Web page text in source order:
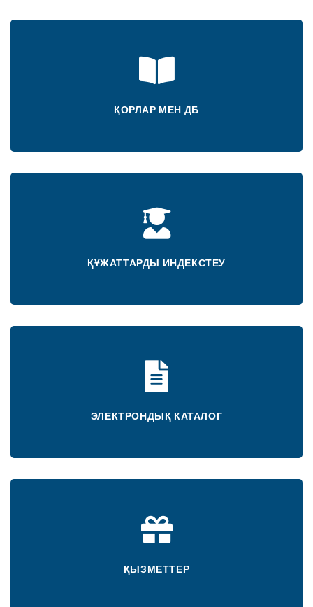
ҚОРЛАР МЕН ДБ
ҚҰЖАТТАРДЫ ИНДЕКСТЕУ
ЭЛЕКТРОНДЫҚ КАТАЛОГ
ҚЫЗМЕТТЕР